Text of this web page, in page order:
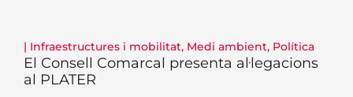
| Infraestructures i mobilitat, Medi ambient, Política
El Consell Comarcal presenta al·legacions
al PLATER